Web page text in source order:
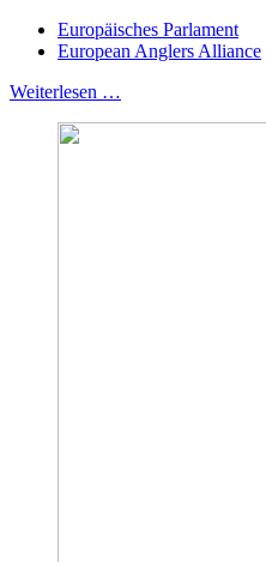
Europäisches Parlament
European Anglers Alliance
Weiterlesen …